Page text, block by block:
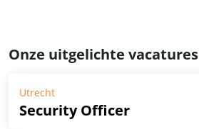
Onze uitgelichte vacatures
Utrecht
Security Officer